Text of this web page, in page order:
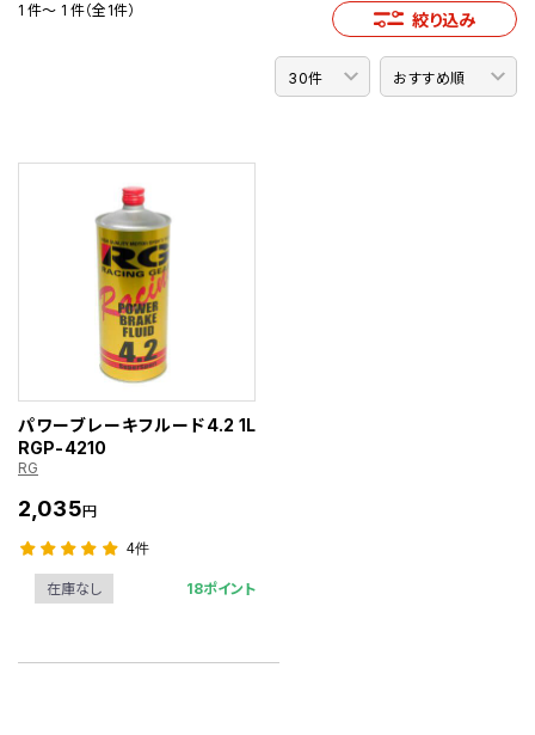
1 件～ 1 件（全1件） 絞り込み
パワーブレーキフルード4.2 1L
RGP-4210
RG
2,035円
4件
在庫なし 18ポイント